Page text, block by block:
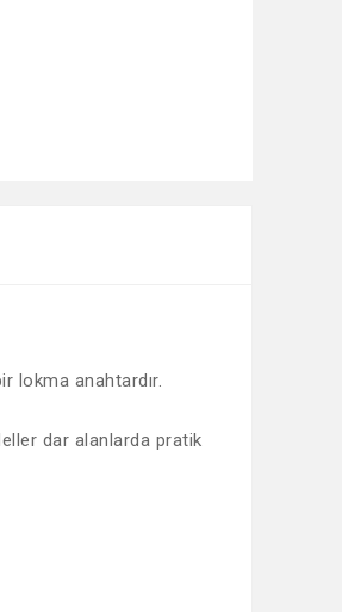
lokma anahtardır.
dar alanlarda pratik